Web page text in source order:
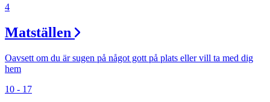
4
Matställen
Oavsett om du är sugen på något gott på plats eller vill ta med dig
hem
10 - 17